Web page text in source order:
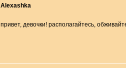
Alexashka
привет, девочки! располагайтесь,